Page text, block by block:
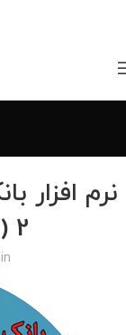
نرم افزار
2 ( 500 نمایشنامه )